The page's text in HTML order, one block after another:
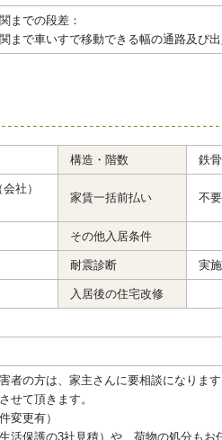
までの段差：
まで車いすで移動できる幅の通路及び出
構造・階数 鉄
社）
家賃一括前払い 不要
その他入居条件
耐震診断 実
入居後の住宅改修
者の方は、家主さんに要相談になります
せて頂きます。
変更有）
活保護の3社見積）や、荷物の処分もお